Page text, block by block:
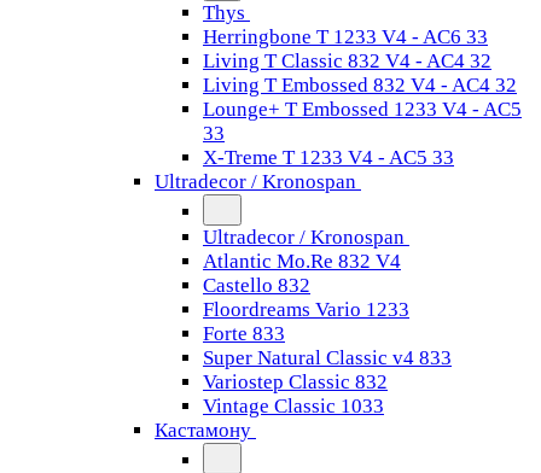
Thys
Herringbone T 1233 V4 - AC6 33
Living T Classic 832 V4 - AC4 32
Living T Embossed 832 V4 - AC4 32
Lounge+ T Embossed 1233 V4 - AC5
33
X-Treme T 1233 V4 - AC5 33
Ultradecor / Kronospan
Ultradecor / Kronospan
Atlantic Mo.Re 832 V4
Castello 832
Floordreams Vario 1233
Forte 833
Super Natural Classic v4 833
Variostep Classic 832
Vintage Classic 1033
Кастамону